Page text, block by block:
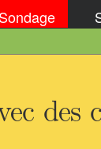
Sondage
des